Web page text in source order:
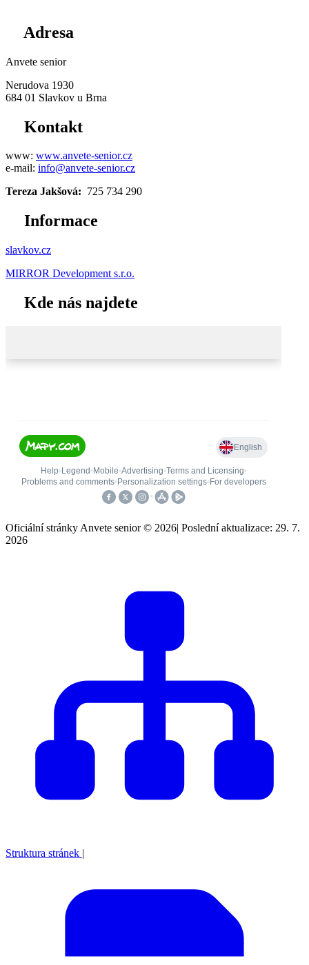
Adresa
Anvete senior
Nerudova 1930
684 01 Slavkov u Brna
Kontakt
www: www.anvete-senior.cz
e-mail: info@anvete-senior.cz
Tereza Jakšová: 725 734 290
Informace
slavkov.cz
MIRROR Development s.r.o.
Kde nás najdete
Oficiální stránky Anvete senior © 2026| Poslední aktualizace: 29. 7.
2026
Struktura stránek |